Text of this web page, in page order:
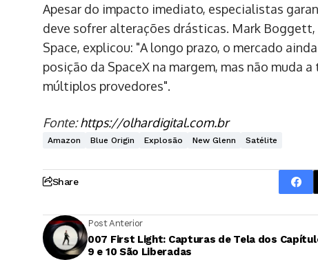
Apesar do impacto imediato, especialistas
deve sofrer alterações drásticas. Mark
Space, explicou: "A longo prazo, o mercado
posição da SpaceX na margem, mas não muda
múltiplos provedores".
Fonte:https://olhardigital.com.br
Amazon Blue Origin Explosão New Glenn Satélite
Share
Post Anterior
007 First Light: Capturas de Tela dos
9 e 10 São Liberadas